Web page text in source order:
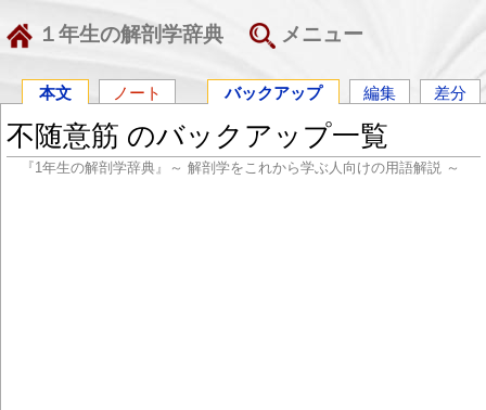
１年生の解剖学辞典 メニュー
本文 ノート バックアップ 編集 差分
不随意筋 のバックアップ一覧
『1年生の解剖学辞典』～ 解剖学をこれから学ぶ人向けの用語解説 ～